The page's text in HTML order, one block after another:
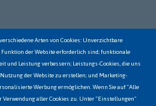
Arten von Cookies: Unverzichtbare
Funktion der Website erforderlich sind; funktionale
und Leistung verbessern; Leistungs-Cookies, die uns
der Website zu erstellen; und Marketing-
Werbung ermöglichen. Wenn Sie auf "Alle
Verwendung aller Cookies zu. Unter "Einstellungen"